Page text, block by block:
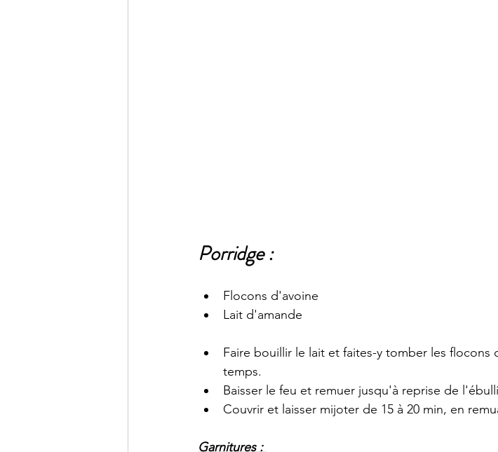
Porridge :
Flocons d'avoine
Lait d'amande
Faire bouillir le lait et faites-y tomber les
temps.
Baisser le feu et remuer jusqu'à reprise de
Couvrir et laisser mijoter de 15 à 20 min, en
Garnitures :